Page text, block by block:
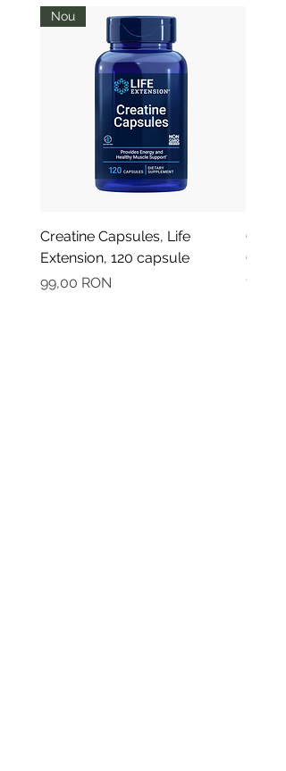
Nou
Creatine Capsules, Life
Extension, 120 capsule
Preț
99,00 RON
Preț
79,90